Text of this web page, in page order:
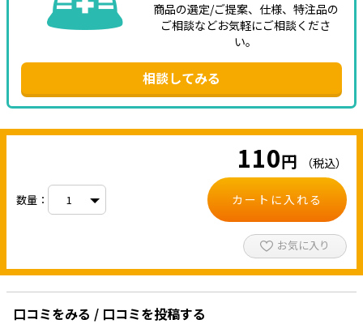
商品の選定/ご提案、仕様、特注品の
ご相談などお気軽にご相談くださ
い。
相談してみる
110円 （税込）
数量： カートに入れる
お気に入り
口コミをみる / 口コミを投稿する